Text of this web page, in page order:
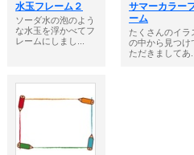
水玉フレーム２
ソーダ水の泡のよう
な水玉を浮かべてフ
レームにしまし...
サマーカラー
ーム
たくさんのイラ
の中から見つけ
ただきましてあ